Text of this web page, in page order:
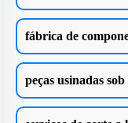
fábrica de
peças usinadas